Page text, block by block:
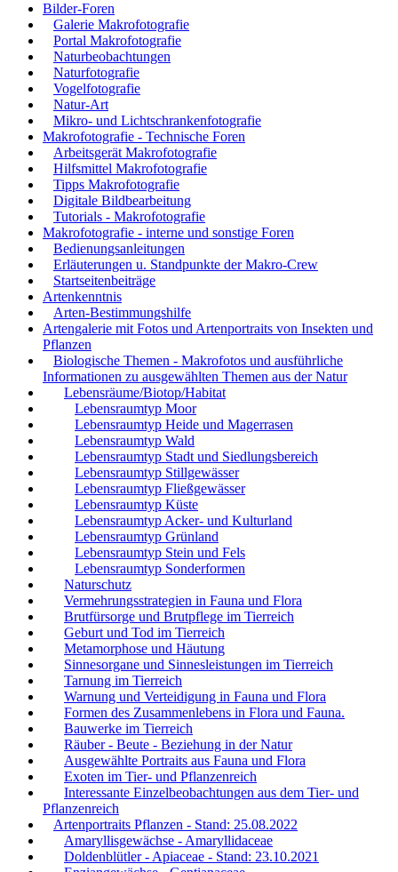
Bilder-Foren
Galerie Makrofotografie
Portal Makrofotografie
Naturbeobachtungen
Naturfotografie
Vogelfotografie
Natur-Art
Mikro- und Lichtschrankenfotografie
Makrofotografie - Technische Foren
Arbeitsgerät Makrofotografie
Hilfsmittel Makrofotografie
Tipps Makrofotografie
Digitale Bildbearbeitung
Tutorials - Makrofotografie
Makrofotografie - interne und sonstige Foren
Bedienungsanleitungen
Erläuterungen u. Standpunkte der Makro-Crew
Startseitenbeiträge
Artenkenntnis
Arten-Bestimmungshilfe
Artengalerie mit Fotos und Artenportraits von Insekten und
Pflanzen
Biologische Themen - Makrofotos und ausführliche
Informationen zu ausgewählten Themen aus der Natur
Lebensräume/Biotop/Habitat
Lebensraumtyp Moor
Lebensraumtyp Heide und Magerrasen
Lebensraumtyp Wald
Lebensraumtyp Stadt und Siedlungsbereich
Lebensraumtyp Stillgewässer
Lebensraumtyp Fließgewässer
Lebensraumtyp Küste
Lebensraumtyp Acker- und Kulturland
Lebensraumtyp Grünland
Lebensraumtyp Stein und Fels
Lebensraumtyp Sonderformen
Naturschutz
Vermehrungsstrategien in Fauna und Flora
Brutfürsorge und Brutpflege im Tierreich
Geburt und Tod im Tierreich
Metamorphose und Häutung
Sinnesorgane und Sinnesleistungen im Tierreich
Tarnung im Tierreich
Warnung und Verteidigung in Fauna und Flora
Formen des Zusammenlebens in Flora und Fauna.
Bauwerke im Tierreich
Räuber - Beute - Beziehung in der Natur
Ausgewählte Portraits aus Fauna und Flora
Exoten im Tier- und Pflanzenreich
Interessante Einzelbeobachtungen aus dem Tier- und
Pflanzenreich
Artenportraits Pflanzen - Stand: 25.08.2022
Amaryllisgewächse - Amaryllidaceae
Doldenblütler - Apiaceae - Stand: 23.10.2021